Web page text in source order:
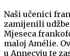
Naši učenici
zamijenili
Mjeseca
maloj Amélie.
u Annecyju te